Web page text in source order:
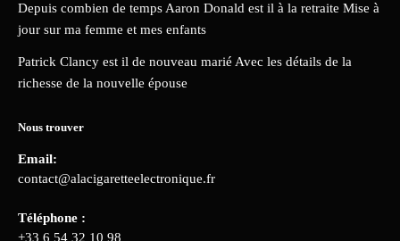
Depuis combien de temps Aaron Donald est il à la retraite Mise à
jour sur ma femme et mes enfants
Patrick Clancy est il de nouveau marié Avec les détails de la
richesse de la nouvelle épouse
Nous trouver
Email:
contact@alacigaretteelectronique.fr
Téléphone :
+33 6 54 32 10 98